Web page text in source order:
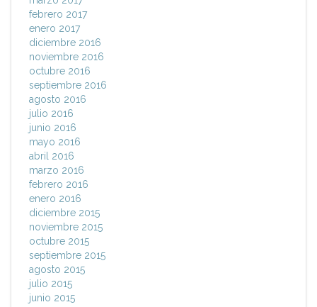
febrero 2017
enero 2017
diciembre 2016
noviembre 2016
octubre 2016
septiembre 2016
agosto 2016
julio 2016
junio 2016
mayo 2016
abril 2016
marzo 2016
febrero 2016
enero 2016
diciembre 2015
noviembre 2015
octubre 2015
septiembre 2015
agosto 2015
julio 2015
junio 2015